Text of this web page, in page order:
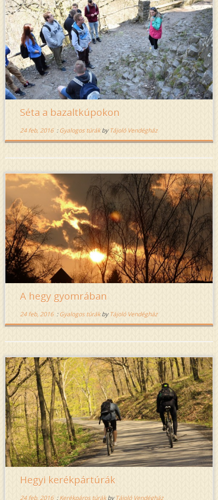
Séta a bazaltkúpokon
24 feb, 2016:Gyalogos túrákbyTájoló Vendégház
A hegy gyomrában
24 feb, 2016:Gyalogos túrákbyTájoló Vendégház
Hegyi kerékpártúrák
24 feb, 2016:Kerékpáros túrákbyTájoló Vendégház